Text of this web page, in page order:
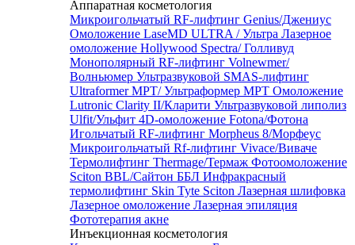
Аппаратная косметология
Микроигольчатый RF-лифтинг Genius/Джениус
Омоложение LaseMD ULTRA / Ультра Лазерное
омоложение Hollywood Spectra/ Голливуд
Монополярный RF-лифтинг Volnewmer/
Волньюмер Ультразвуковой SMAS-лифтинг
Ultraformer MPT/ Ультраформер MPT Омоложение
Lutronic Clarity II/Кларити Ультразвуковой липолиз
Ulfit/Ульфит 4D-омоложение Fotona/Фотона
Игольчатый RF-лифтинг Morpheus 8/Морфеус
Микроигольчатый Rf-лифтинг Vivace/Виваче
Термолифтинг Thermage/Термаж Фотоомоложение
Sciton BBL/Сайтон ББЛ Инфракрасный
термолифтинг Skin Tyte Sciton Лазерная шлифовка
Лазерное омоложение Лазерная эпиляция
Фототерапия акне
Инъекционная косметология